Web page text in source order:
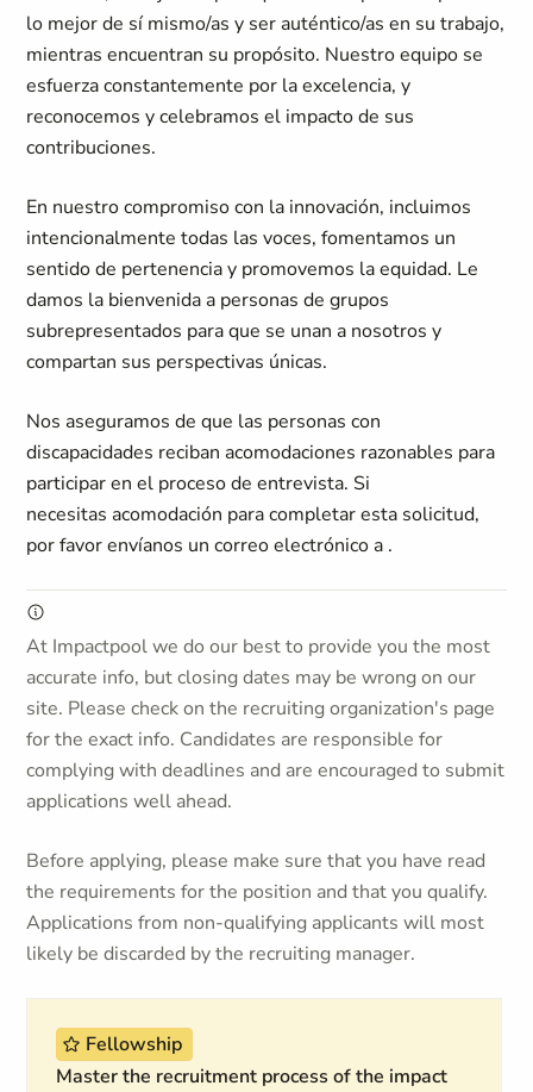
lo mejor de sí mismo/as y ser auténtico/as en su trabajo,
mientras encuentran su propósito. Nuestro equipo se
esfuerza constantemente por la excelencia, y
reconocemos y celebramos el impacto de sus
contribuciones.
En nuestro compromiso con la innovación, incluimos
intencionalmente todas las voces, fomentamos un
sentido de pertenencia y promovemos la equidad. Le
damos la bienvenida a personas de grupos
subrepresentados para que se unan a nosotros y
compartan sus perspectivas únicas.
Nos aseguramos de que las personas con
discapacidades reciban acomodaciones razonables para
participar en el proceso de entrevista. Si
necesitas acomodación para completar esta solicitud,
por favor envíanos un correo electrónico a .
At Impactpool we do our best to provide you the most
accurate info, but closing dates may be wrong on our
site. Please check on the recruiting organization's page
for the exact info. Candidates are responsible for
complying with deadlines and are encouraged to submit
applications well ahead.
Before applying, please make sure that you have read
the requirements for the position and that you qualify.
Applications from non-qualifying applicants will most
likely be discarded by the recruiting manager.
Fellowship
Master the recruitment process of the impact